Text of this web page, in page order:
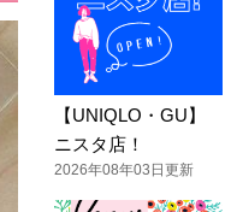
【UNIQLO・GU】
ニスタ店！
2026年08年03日更新